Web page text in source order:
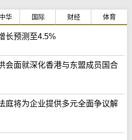
华 国际 财经 体育
长预测至4.5%
会面就深化香港与东盟成员国合
庭将为企业提供多元全面争议解